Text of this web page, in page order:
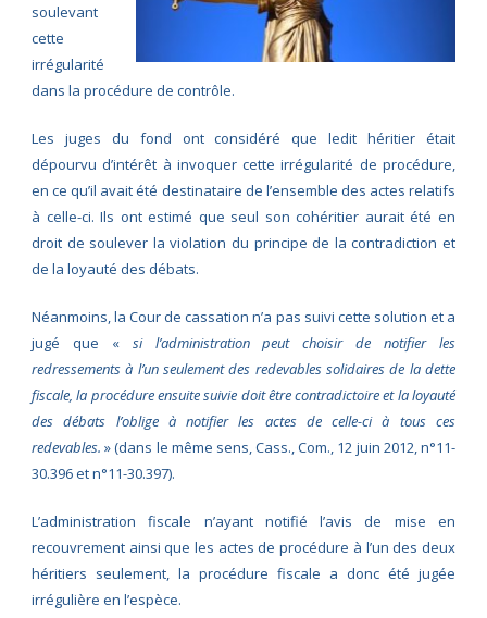
soulevant
cette
irrégularité
dans la procédure de contrôle.
Les juges du fond ont considéré que ledit héritier était
dépourvu d’intérêt à invoquer cette irrégularité de procédure,
en ce qu’il avait été destinataire de l’ensemble des actes relatifs
à celle-ci. Ils ont estimé que seul son cohéritier aurait été en
droit de soulever la violation du principe de la contradiction et
de la loyauté des débats.
Néanmoins, la Cour de cassation n’a pas suivi cette solution et a
jugé que « si l’administration peut choisir de notifier les
redressements à l’un seulement des redevables solidaires de la dette
fiscale, la procédure ensuite suivie doit être contradictoire et la loyauté
des débats l’oblige à notifier les actes de celle-ci à tous ces
redevables. » (dans le même sens, Cass., Com., 12 juin 2012, n°11-
30.396 et n°11-30.397).
L’administration fiscale n’ayant notifié l’avis de mise en
recouvrement ainsi que les actes de procédure à l’un des deux
héritiers seulement, la procédure fiscale a donc été jugée
irrégulière en l’espèce.